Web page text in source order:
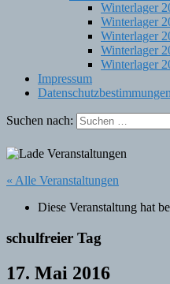
Winterlager
Winterlager
Winterlager
Winterlager
Winterlager
Impressum
Suchen nach:
« Alle Veranstaltungen
Diese Veranstaltung hat
schulfreier Tag
17. Mai 2016